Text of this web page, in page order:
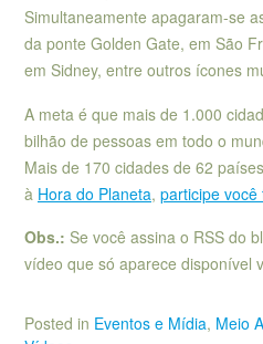
Simultaneamente apagaram-se
da ponte Golden Gate, em São
em Sidney, entre outros ícones
A meta é que mais de 1.000
bilhão de pessoas em todo o
Mais de 170 cidades de 62
à Hora do Planeta, participe você
Obs.: Se você assina o RSS do
vídeo que só aparece disponível
Posted in Eventos e Mídia, Meio